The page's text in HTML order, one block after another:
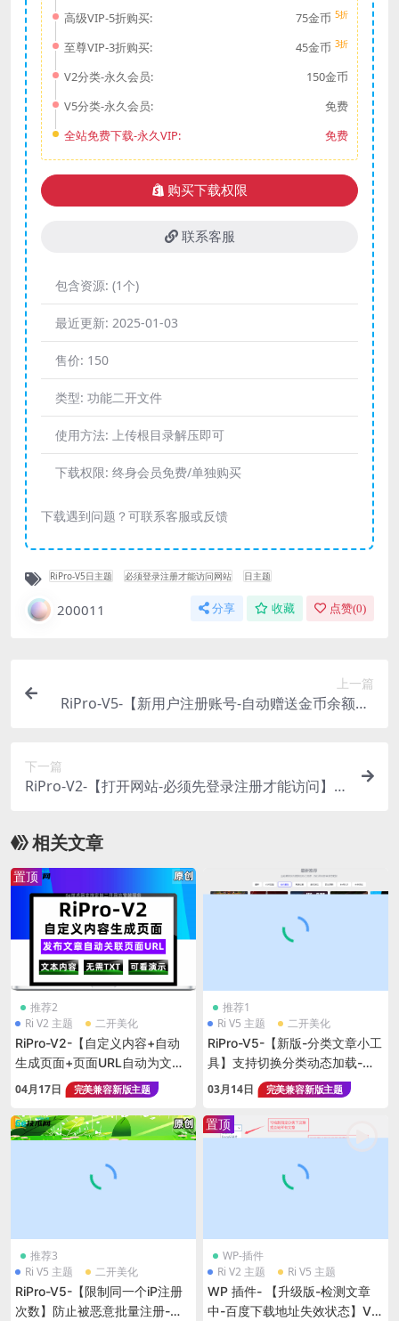
高级VIP-5折购买: 75金币 5折
至尊VIP-3折购买: 45金币 3折
V2分类-永久会员:
150金币
V5分类-永久会员:
免费
全站免费下载-永久VIP:
免费
购买下载权限
联系客服
包含资源: (1个)
最近更新: 2025-01-03
售价: 150
类型: 功能二开文件
使用方法: 上传根目录解压即可
下载权限: 终身会员免费/单独购买
下载遇到问题？可联系客服或反馈
RiPro-V5日主题 必须登录注册才能访问网站 日主题
200011 分享 收藏 点赞(0)
上一篇
RiPro-V5-【新用户注册账号-自动赠送金币余额】-
下一篇
RiPro-V2-【打开网站-必须先登录注册才能访问】-
相关文章
Ri V2 主题 二开美化
推荐2
RiPro-V2-【自定义内容+自动
生成页面+页面URL自动为文章
下载地址】-适合文本内容发放
置顶
04月17日 完美兼容新版主题
Ri V5 主题 二开美化
推荐1
RiPro-V5-【新版-分类文章小工
具】支持切换分类动态加载-自
动加载-排除分类-显示分类设
置-可以添加N个小工具-不会冲
突
03月14日 完美兼容新版主题
Ri V5 主题 二开美化
推荐3
RiPro-V5-【限制同一个iP注册
次数】防止被恶意批量注册-刷
Ri V2 主题 Ri V5 主题
WP-插件
WP 插件- 【升级版-检测文章
中-百度下载地址失效状态】V5
置顶